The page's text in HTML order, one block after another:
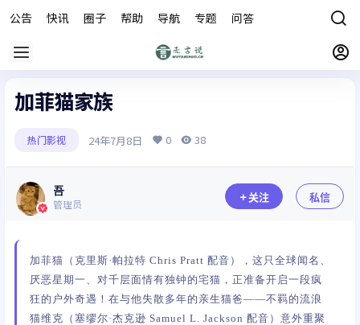
公告 快讯 圈子 帮助 导航 专题 问答
加菲猫家族
热门影视 24年7月8日 0 38
吾
管理员 关注 私信
加菲猫（克里斯·帕拉特 Chris Pratt 配音），这只全球闻名、
厌恶星期一、对千层面情有独钟的宅猫，正准备开启一段疯
狂的户外奇遇！在与他失散多年的亲生猫爸——不羁的流浪
猫维克（塞缪尔·杰克逊 Samuel L. Jackson 配音）意外重聚